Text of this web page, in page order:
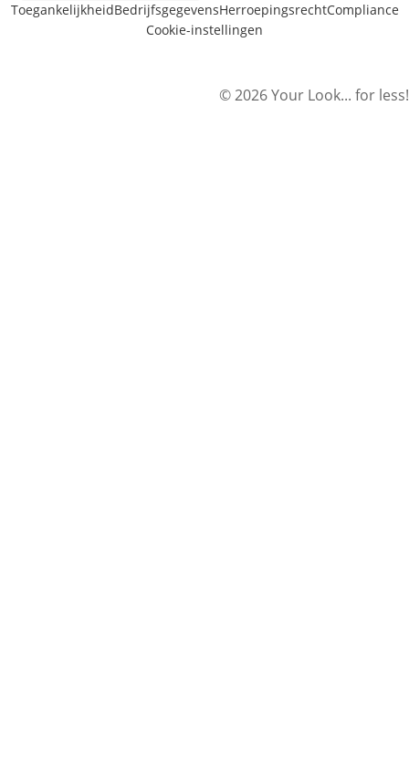
ToegankelijkheidBedrijfsgegevensHerroepingsrechtCompliance
Cookie-instellingen
© 2026 Your Look... for less!